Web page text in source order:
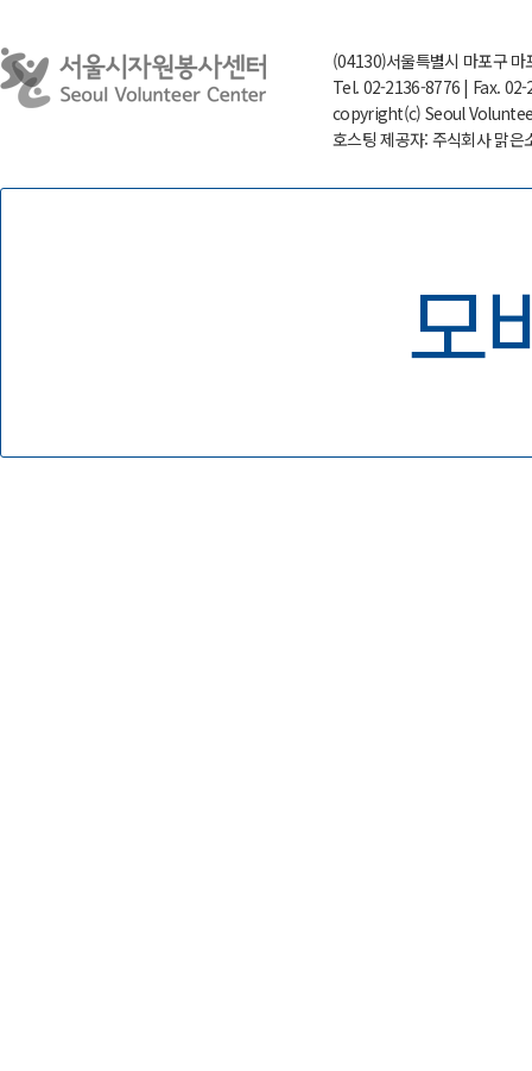
(04130)서울특별시 마포구
Tel. 02-2136-8776 | Fax.
copyright(c) Seoul
호스팅 제공자: 주식회사 맑은
모